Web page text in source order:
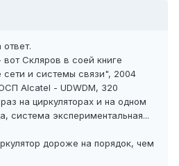
ответ.
Скляров в соей книге
сети и системы связи", 2004
Alcatel - UDWDM, 320
на циркуляторах и на одном
система экспериментальная...
дороже на порядок, чем